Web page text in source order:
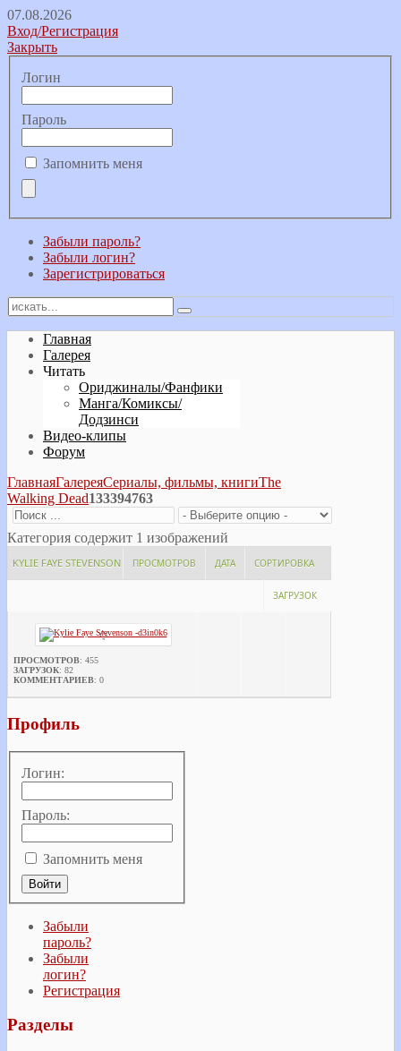
07.08.2026
Вход/Регистрация
Закрыть
Логин
Пароль
Запомнить меня
Забыли пароль?
Забыли логин?
Зарегистрироваться
Главная
Галерея
Читать
Ориджиналы/Фанфики
Манга/Комиксы/
Додзинси
Видео-клипы
Форум
ГлавнаяГалереяСериалы, фильмы, книгиThe
Walking Dead133394763
Категория содержит 1 изображений
KYLIE FAYE STEVENSON СОРТИРОВКА
ДАТА
ПРОСМОТРОВ
ЗАГРУЗОК
ПРОСМОТРОВ: 455
ЗАГРУЗОК: 82
КОММЕНТАРИЕВ: 0
Профиль
Логин:
Пароль:
Запомнить меня
Забыли
пароль?
Забыли
логин?
Регистрация
Разделы